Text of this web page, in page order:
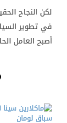
في تطوير
أصبح العامل